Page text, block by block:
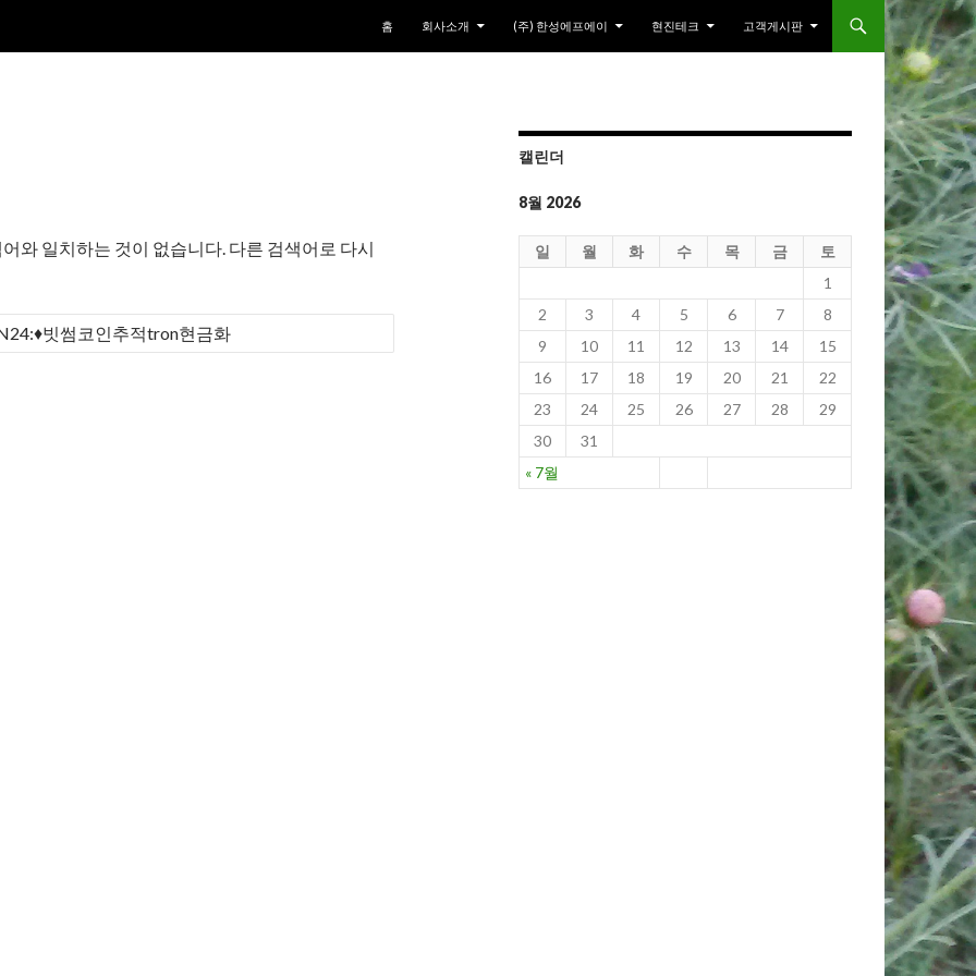
홈
회사소개 (주) 한성에프에이 현진테크 고객게시판
와 일치하는 것이 없습니다. 다른 검색어로 다시
캘린더
8월 2026
일 월 화 수 목 금 토
« 7월
1
2
3 4 5 6 7
8
9
10 11 12 13 14
15
16
17 18 19 20 21
22
23
24 25 26 27 28
29
30
31